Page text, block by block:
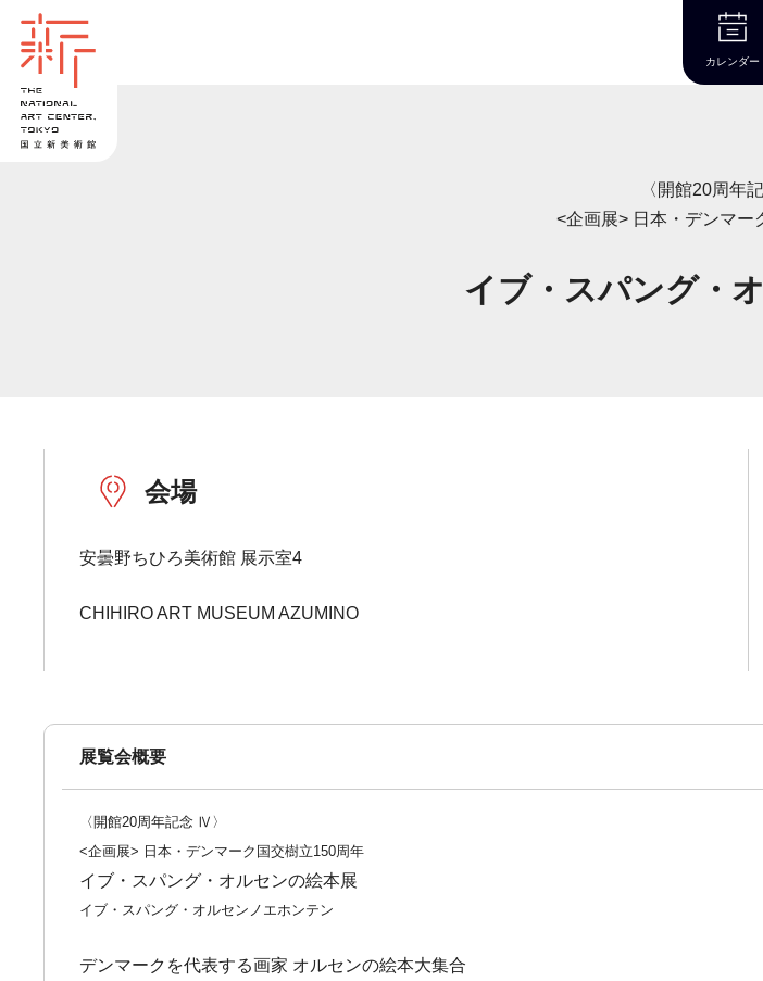
本文
カレンダー
〈開館20周年
<企画展> 日本・デンマー
イブ・スパング・
会場
安曇野ちひろ美術館 展示室4
CHIHIRO ART MUSEUM AZUMINO
展覧会概要
〈開館20周年記念 Ⅳ〉
<企画展> 日本・デンマーク国交樹立150周年
イブ・スパング・オルセンの絵本展
イブ・スパング・オルセンノエホンテン
デンマークを代表する画家 オルセンの絵本大集合